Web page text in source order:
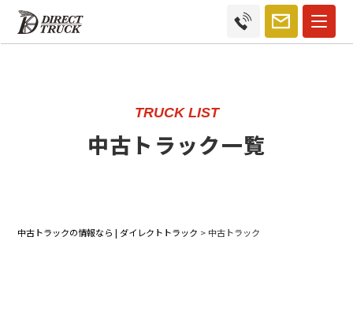
TRUCK LIST
中古トラック一覧
中古トラックの情報なら | ダイレクトトラック > 中古トラック